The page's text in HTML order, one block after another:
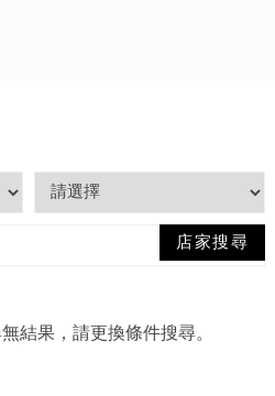
結果，請更換條件搜尋。